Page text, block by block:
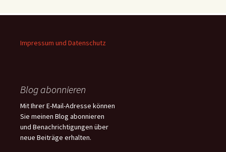
Impressum und Datenschutz
Blog abonnieren
Mit Ihrer E-Mail-Adresse können
Sie meinen Blog abonnieren
und Benachrichtigungen über
neue Beiträge erhalten.